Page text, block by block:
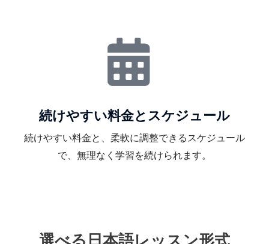
続けやすい料金とスケジュール
続けやすい料金と、柔軟に調整できるスケジュール
で、無理なく学習を続けられます。
選べる日本語レッスン形式